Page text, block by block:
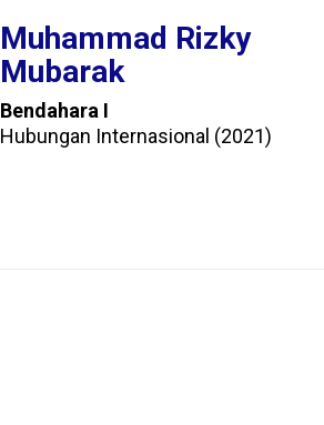
Muhammad Rizky
Mubarak
Bendahara I
Hubungan Internasional (2021)